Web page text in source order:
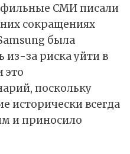
СМИ писали
сокращениях
была
за риска уйти в
это
поскольку
исторически всегда
и приносило